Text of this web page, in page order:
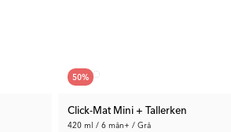
50%
Click-Mat Mini + Tallerken
420 ml / 6 mån+ / Grå